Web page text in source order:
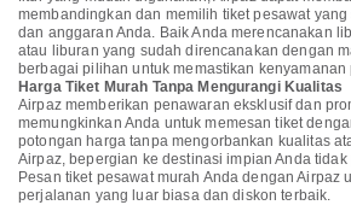
membandingkan dan memilih tiket pesawat
dan anggaran Anda. Baik Anda merencanakan
atau liburan yang sudah direncanakan dengan
berbagai pilihan untuk memastikan kenyamanan
Harga Tiket Murah Tanpa Mengurangi Kualitas
Airpaz memberikan penawaran eksklusif dan
memungkinkan Anda untuk memesan tiket
potongan harga tanpa mengorbankan kualitas
Airpaz, bepergian ke destinasi impian Anda
Pesan tiket pesawat murah Anda dengan Airpaz
perjalanan yang luar biasa dan diskon terbaik.